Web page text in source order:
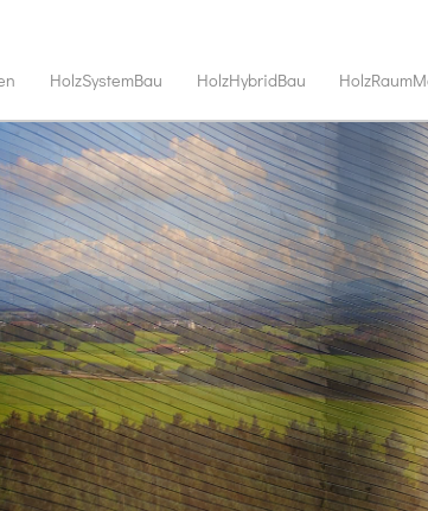
HolzSystemBau HolzHybridBau